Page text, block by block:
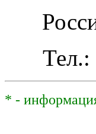
* -